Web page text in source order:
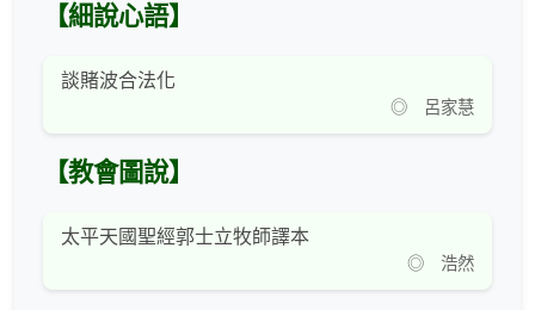
【細說心語】
談賭波合法化
◎ 呂家慧
【教會圖說】
太平天國聖經郭士立牧師譯本
◎ 浩然